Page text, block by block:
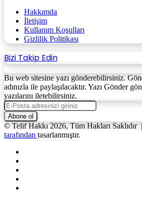
Hakkımda
İletişim
Kullanım Koşulları
Gizlilik Politikası
Bizi Takip Edin
Bu web sitesine yazı gönderebilirsiniz.
adınızla ile paylaşılacaktır. Yazı Gönder
yazılarını iletebilirsiniz.
E-
Posta
adresinizi
giriniz
© Telif Hakkı 2026, Tüm Hakları Saklıdır
tarafından tasarlanmıştır.